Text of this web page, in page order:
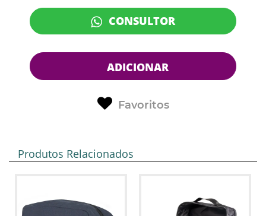
CONSULTOR
ADICIONAR
Favoritos
Produtos Relacionados